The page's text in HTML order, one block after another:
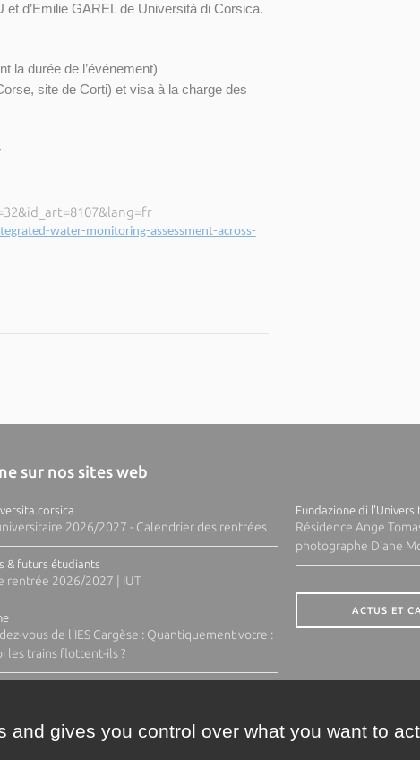
d’Emilie GAREL de Università di Corsica.
la durée de l’événement)
site de Corti) et visa à la charge des
water-monitoring-assessment-across-
sur nos sites web
2026/2027 - Calendrier des rentrées
& futurs étudiants
rentrée 2026/2027 | IUT
vous de l'IES Cargèse : Quantiquement votre :
les trains flottent-ils ?
Fundazione di
Résidence Ange
photographe Diane
ACTUS ET
and gives you control over what you want to